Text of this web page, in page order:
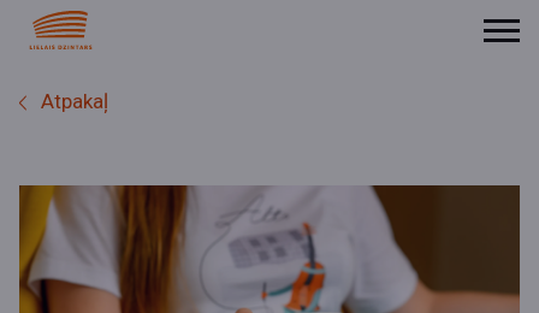
Atpakaļ